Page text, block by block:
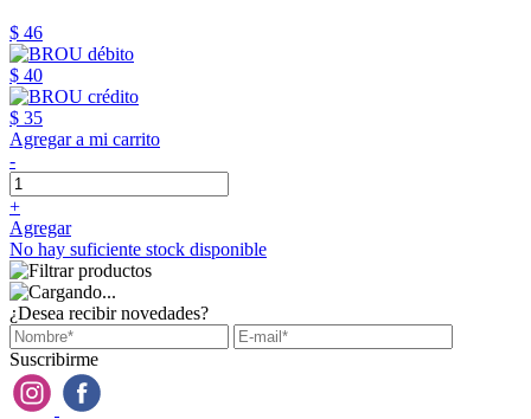
$ 46
$ 40
$ 35
Agregar a mi carrito
-
+
Agregar
No hay suficiente stock disponible
¿Desea recibir novedades?
Suscribirme